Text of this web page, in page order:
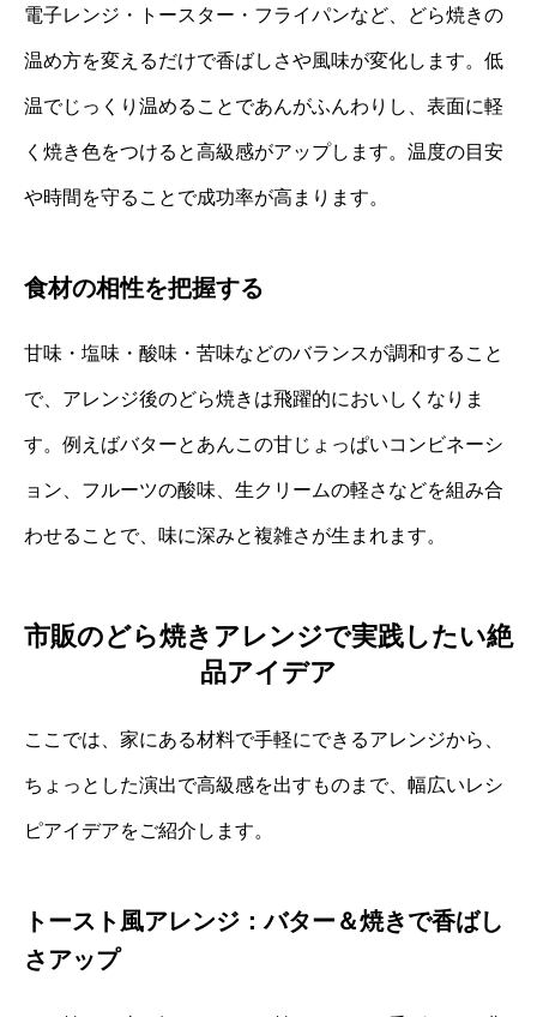
電子レンジ・トースター・フライパンなど、どら焼きの
温め方を変えるだけで香ばしさや風味が変化します。低
温でじっくり温めることであんがふんわりし、表面に軽
く焼き色をつけると高級感がアップします。温度の目安
や時間を守ることで成功率が高まります。
食材の相性を把握する
甘味・塩味・酸味・苦味などのバランスが調和すること
で、アレンジ後のどら焼きは飛躍的においしくなりま
す。例えばバターとあんこの甘じょっぱいコンビネーシ
ョン、フルーツの酸味、生クリームの軽さなどを組み合
わせることで、味に深みと複雑さが生まれます。
市販のどら焼きアレンジで実践したい絶
品アイデア
ここでは、家にある材料で手軽にできるアレンジから、
ちょっとした演出で高級感を出すものまで、幅広いレシ
ピアイデアをご紹介します。
トースト風アレンジ：バター＆焼きで香ばし
さアップ